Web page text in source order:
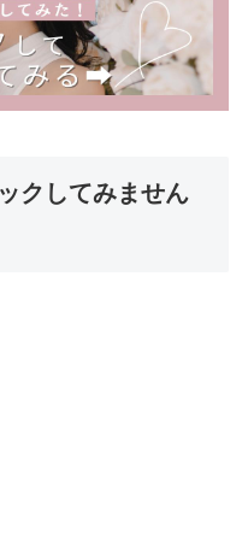
クしてみません